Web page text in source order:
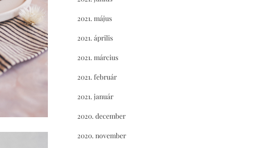
2021. május
2021. április
2021. március
2021. február
2021. január
2020. december
2020. november